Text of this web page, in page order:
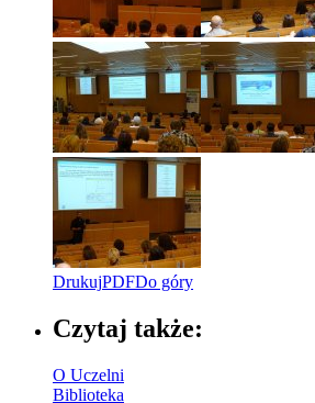
DrukujPDFDo góry
Czytaj także:
O Uczelni
Biblioteka